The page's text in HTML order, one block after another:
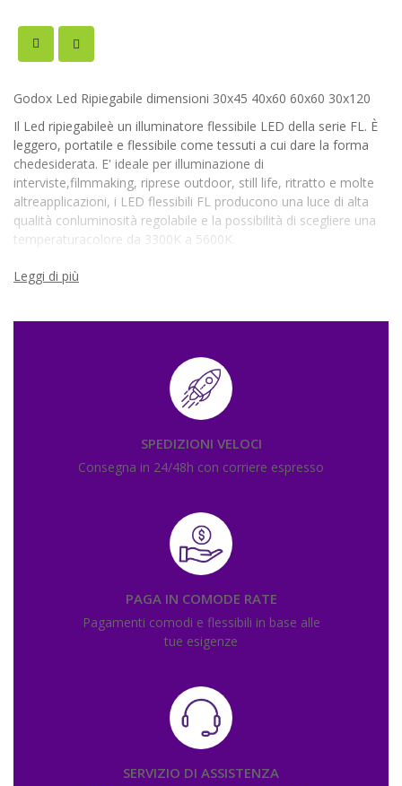
Godox Led Ripiegabile dimensioni 30x45 40x60 60x60 30x120
Il Led ripiegabileè un illuminatore flessibile LED della serie FL. È
leggero, portatile e flessibile come tessuti a cui dare la forma
chedesiderata. E' ideale per illuminazione di
interviste,filmmaking, riprese outdoor, still life, ritratto e molte
altreapplicazioni, i LED flessibili FL producono una luce di alta
qualità conluminosità regolabile e la possibilità di scegliere una
temperaturacolore da 3300K a 5600K.
Leggi di più
SPEDIZIONI VELOCI
Consegna in 24/48h con corriere espresso
PAGA IN COMODE RATE
Pagamenti comodi e flessibili in base alle
tue esigenze
SERVIZIO DI ASSISTENZA